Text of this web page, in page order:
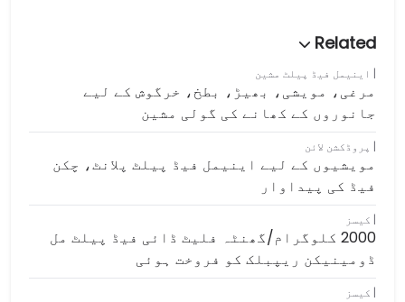
اینیمل فیڈ پیلٹ مشین
مرغی، مویشی، بھیڑ، بطخ، خرگوش کے لیے
جانوروں کے کھانے کی گولی مشین
پروڈکشن لائن
مویشیوں کے لیے اینیمل فیڈ پیلٹ پلانٹ، چکن
فیڈ کی پیداوار
کیسز
2000 کلوگرام/گھنٹہ فلیٹ ڈائی فیڈ پیلٹ مل
ڈومینیکن ریپبلک کو فروخت ہوئی
کیسز